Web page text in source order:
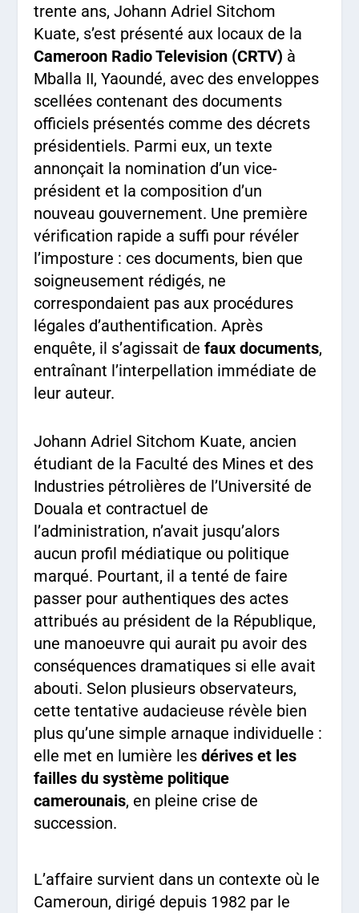
trente ans, Johann Adriel Sitchom
Kuate, s’est présenté aux locaux de la
Cameroon Radio Television (CRTV) à
Mballa II, Yaoundé, avec des enveloppes
scellées contenant des documents
officiels présentés comme des décrets
présidentiels. Parmi eux, un texte
annonçait la nomination d’un vice-
président et la composition d’un
nouveau gouvernement. Une première
vérification rapide a suffi pour révéler
l’imposture : ces documents, bien que
soigneusement rédigés, ne
correspondaient pas aux procédures
légales d’authentification. Après
enquête, il s’agissait defaux documents,
entraînant l’interpellation immédiate de
leur auteur.
Johann Adriel Sitchom Kuate, ancien
étudiant de la Faculté des Mines et des
Industries pétrolières de l’Université de
Douala et contractuel de
l’administration, n’avait jusqu’alors
aucun profil médiatique ou politique
marqué. Pourtant, il a tenté de faire
passer pour authentiques des actes
attribués au président de la République,
une manoeuvre qui aurait pu avoir des
conséquences dramatiques si elle avait
abouti. Selon plusieurs observateurs,
cette tentative audacieuse révèle bien
plus qu’une simple arnaque individuelle :
elle met en lumière lesdérives et les
failles du système politique
camerounais, en pleine crise de
succession.
L’affaire survient dans un contexte où le
Cameroun, dirigé depuis 1982 par le